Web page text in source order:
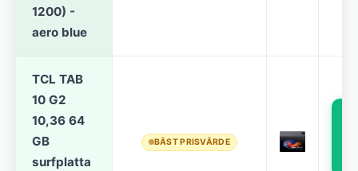
1200) -
aero blue
TCL TAB
10 G2
10,36 64
GB
surfplatta
BÄST PRISVÄRDE